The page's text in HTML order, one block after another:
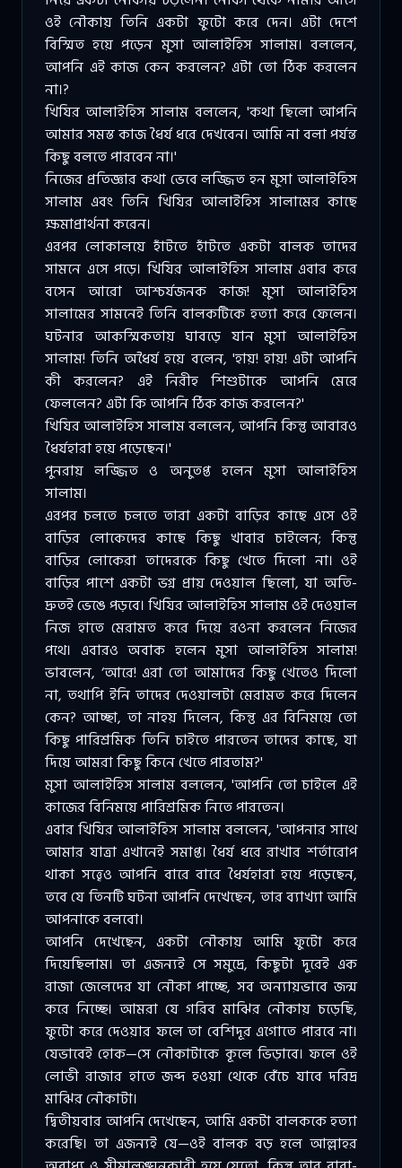
ওই নৌকায় তিনি একটা ফুটো করে দেন। এটা দেশে
বিস্মিত হয়ে পড়েন মুসা আলাইহিস সালাম। বললেন,
আপনি এই কাজ কেন করলেন? এটা তো ঠিক করলেন
না।?
খিযির আলাইহিস সালাম বললেন, 'কথা ছিলো আপনি
আমার সমস্ত কাজ ধৈর্য ধরে দেখবেন। আমি না বলা পর্যন্ত
কিছু বলতে পারবেন না।'
নিজের প্রতিজ্ঞার কথা ভেবে লজ্জিত হন মুসা আলাইহিস
সালাম এবং তিনি খিযির আলাইহিস সালামের কাছে
ক্ষমাপ্রার্থনা করেন।
এরপর লোকালয়ে হাঁটতে হাঁটতে একটা বালক তাদের
সামনে এসে পড়ে। খিযির আলাইহিস সালাম এবার করে
বসেন আরো আশ্চর্যজনক কাজ! মুসা আলাইহিস
সালামের সামনেই তিনি বালকটিকে হত্যা করে ফেলেন।
ঘটনার আকস্মিকতায় ঘাবড়ে যান মুসা আলাইহিস
সালাম! তিনি অধৈর্য হয়ে বলেন, 'হায়! হায়! এটা আপনি
কী করলেন? এই নিরীহ শিশুটাকে আপনি মেরে
ফেললেন? এটা কি আপনি ঠিক কাজ করলেন?'
খিযির আলাইহিস সালাম বললেন, আপনি কিন্তু আবারও
ধৈর্যহারা হয়ে পড়েছেন।'
পুনরায় লজ্জিত ও অনুতপ্ত হলেন মুসা আলাইহিস
সালাম।
এরপর চলতে চলতে তারা একটা বাড়ির কাছে এসে ওই
বাড়ির লোকেদের কাছে কিছু খাবার চাইলেন; কিন্তু
বাড়ির লোকেরা তাদেরকে কিছু খেতে দিলো না। ওই
বাড়ির পাশে একটা ভগ্ন প্রায় দেওয়াল ছিলো, যা অতি-
দ্রুতই ভেঙে পড়বে। খিযির আলাইহিস সালাম ওই দেওয়াল
নিজ হাতে মেরামত করে দিয়ে রওনা করলেন নিজের
পথে। এবারও অবাক হলেন মুসা আলাইহিস সালাম!
ভাবলেন, ‘আরে! এরা তো আমাদের কিছু খেতেও দিলো
না, তথাপি ইনি তাদের দেওয়ালটা মেরামত করে দিলেন
কেন? আচ্ছা, তা নাহয় দিলেন, কিন্তু এর বিনিময়ে তো
কিছু পারিশ্রমিক তিনি চাইতে পারতেন তাদের কাছে, যা
দিয়ে আমরা কিছু কিনে খেতে পারতাম?'
মুসা আলাইহিস সালাম বললেন, 'আপনি তো চাইলে এই
কাজের বিনিময়ে পারিশ্রমিক নিতে পারতেন।
এবার খিযির আলাইহিস সালাম বললেন, 'আপনার সাথে
আমার যাত্রা এখানেই সমাপ্ত। ধৈর্য ধরে রাখার শর্তারোপ
থাকা সত্ত্বেও আপনি বারে বারে ধৈর্যহারা হয়ে পড়েছেন,
তবে যে তিনটি ঘটনা আপনি দেখেছেন, তার ব্যাখ্যা আমি
আপনাকে বলবো।
আপনি দেখেছেন, একটা নৌকায় আমি ফুটো করে
দিয়েছিলাম। তা এজন্যই সে সমুদ্রে, কিছুটা দূরেই এক
রাজা জেলেদের যা নৌকা পাচ্ছে, সব অন্যায়ভাবে জন্ম
করে নিচ্ছে। আমরা যে গরিব মাঝির নৌকায় চড়েছি,
ফুটো করে দেওয়ার ফলে তা বেশিদূর এগোতে পারবে না।
যেভাবেই হোক—সে নৌকাটাকে কূলে ভিড়াবে। ফলে ওই
লোভী রাজার হাতে জব্দ হওয়া থেকে বেঁচে যাবে দরিদ্র
মাঝির নৌকাটা।
দ্বিতীয়বার আপনি দেখেছেন, আমি একটা বালককে হত্যা
করেছি। তা এজন্যই যে—ওই বালক বড় হলে আল্লাহর